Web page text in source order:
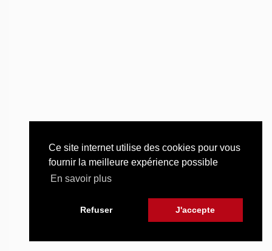
Ce site internet utilise des cookies pour vous
fournir la meilleure expérience possible
En savoir plus
Refuser J'accepte